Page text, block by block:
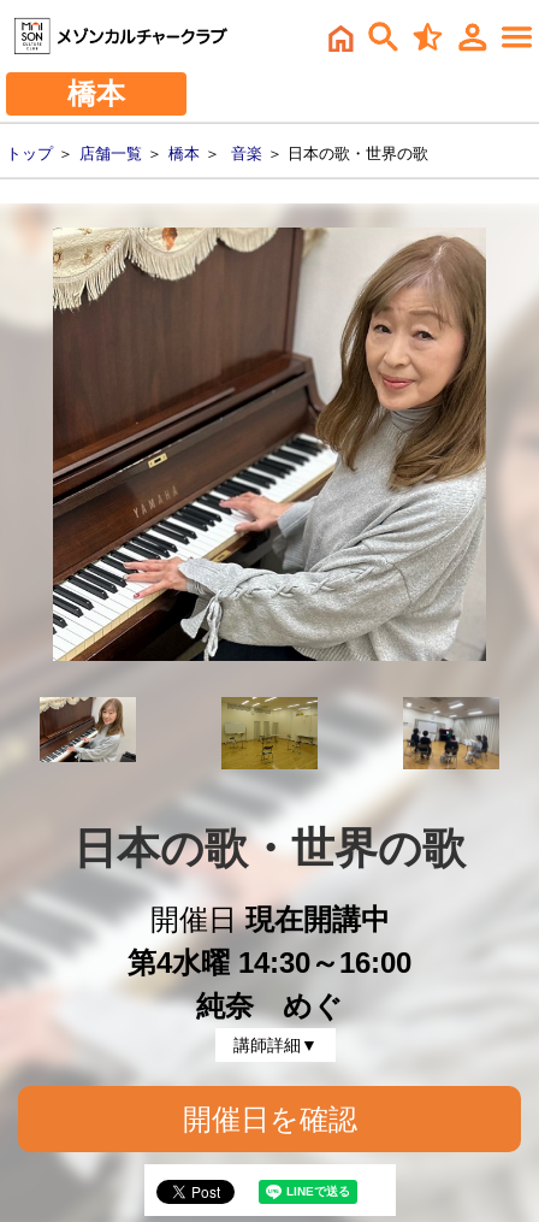
橋本
トップ＞ 店舗一覧 ＞ 橋本 ＞ 音楽 ＞ 日本の歌・世界の歌
日本の歌・世界の歌
開催日現在開講中
第4水曜 14:30～16:00
純奈 めぐ
講師詳細▼
開催日を確認